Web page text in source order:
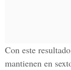
Con este
mantienen en